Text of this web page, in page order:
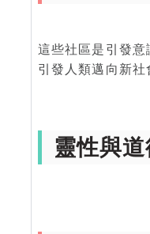
這些社區是引發意
引發人類邁向新社
靈性與